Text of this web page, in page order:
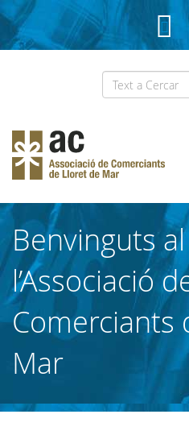
Benvinguts
l’Associació
Comerciants
Mar